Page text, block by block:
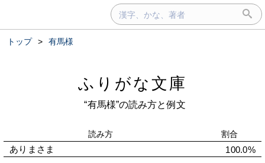
トップ > 有馬様
ふりがな文庫
“有馬様”の読み方と例文
読み方 割合
ありまさま 100.0%